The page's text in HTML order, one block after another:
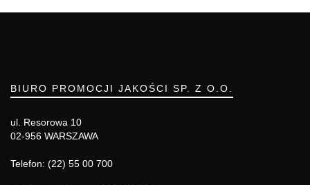
BIURO PROMOCJI JAKOŚCI SP. Z O.O.
ul. Resorowa 10
02-956 WARSZAWA
Telefon: (22) 55 00 700